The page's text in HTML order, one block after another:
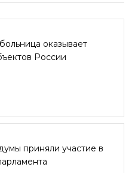
оказывает
России
приняли участие в